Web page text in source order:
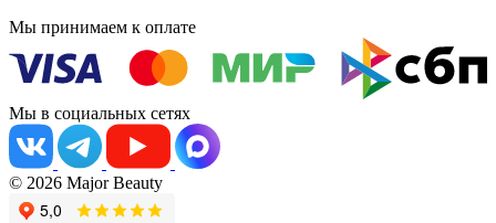
Мы принимаем к оплате
Мы в социальных сетях
© 2026 Major Beauty